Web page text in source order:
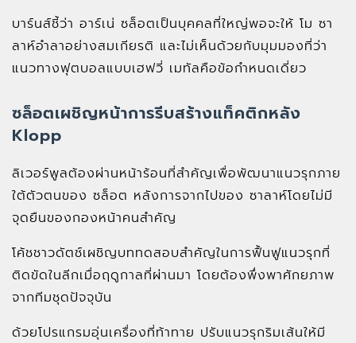
บาร์นส์ชี้ว่า อาร์เน่ ซล็อตเป็นบุคคลที่ใหญ่พอจะให้ โม ซา
ลาห์อำลาอย่างสมเกียรติ และไม่เห็นด้วยกับมุมมองที่ว่า
แนวทางฟุตบอลแบบเฮฟวี่ เมทัลคือข้อกำหนดเดี่ยว
ซล็อตเผชิญหน้าการรีบสร้างแท็คติกหลัง
Klopp
ลิเวอร์พูลต้องผ่านหน้าร้อนที่สำคัญเพื่อพัฒนาแนวรุกภาย
ใต้ตัวตนของ ซล็อต หลังการจากไปของ ซาลาห์โดยไม่มี
จุดยืนของกองหน้าคนสำคัญ
โค้ชชาวดัตช์เผชิญบททดสอบสำคัญในการฟื้นฟูแนวรุกที่
ติดขัดในลีกเมื่อฤดูกาลที่ผ่านมา โดยต้องพึ่งพาศักยภาพ
จากทีมชุดปัจจุบัน
ด้วยโปรแกรมอุ่นเครื่องที่ท้าทาย ปรับแนวรุกริมเส้นให้มี